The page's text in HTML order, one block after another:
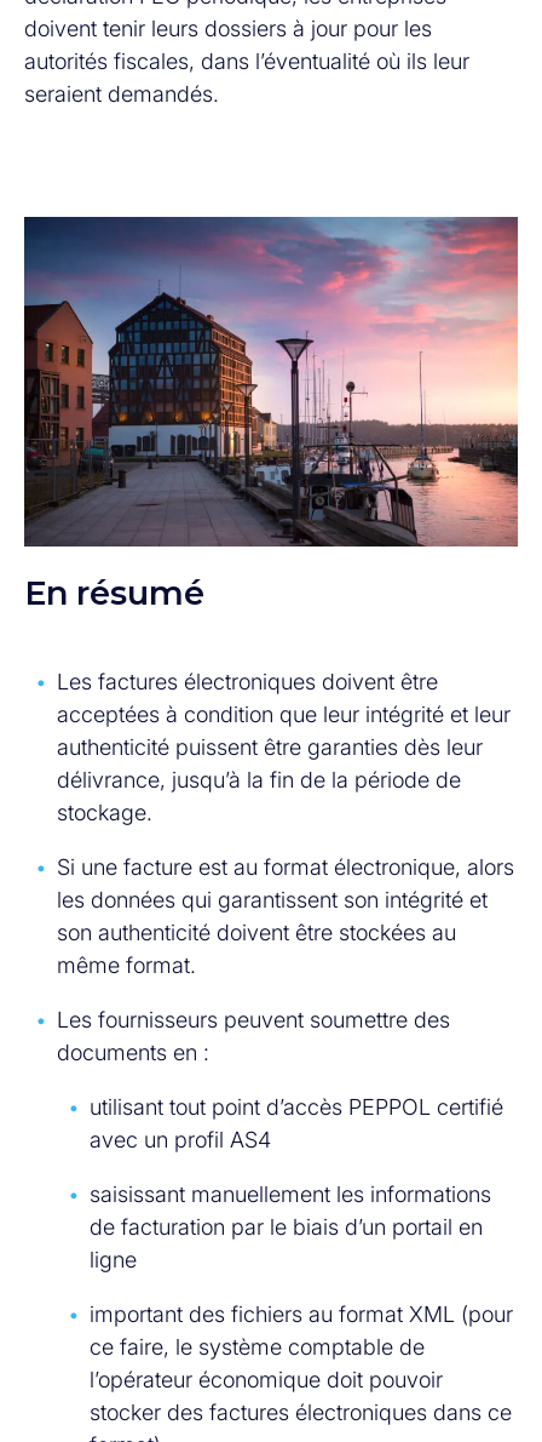
doivent tenir leurs dossiers à jour pour les
autorités fiscales, dans l’éventualité où ils leur
seraient demandés.
En résumé
Les factures électroniques doivent être
acceptées à condition que leur intégrité et leur
authenticité puissent être garanties dès leur
délivrance, jusqu’à la fin de la période de
stockage.
Si une facture est au format électronique, alors
les données qui garantissent son intégrité et
son authenticité doivent être stockées au
même format.
Les fournisseurs peuvent soumettre des
documents en :
utilisant tout point d’accès PEPPOL certifié
avec un profil AS4
saisissant manuellement les informations
de facturation par le biais d’un portail en
ligne
important des fichiers au format XML (pour
ce faire, le système comptable de
l’opérateur économique doit pouvoir
stocker des factures électroniques dans ce